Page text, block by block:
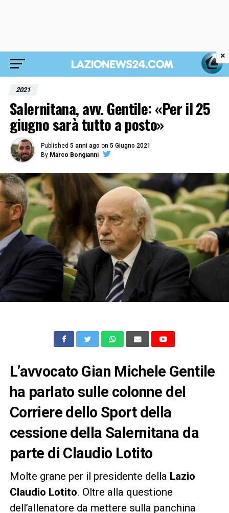
2021
Salernitana, avv. Gentile: «Per il 25
giugno sarà tutto a posto»
Published 5 anni ago on 5 Giugno 2021
By Marco Bongianni
L’avvocato Gian Michele Gentile
ha parlato sulle colonne del
Corriere dello Sport della
cessione della Salernitana da
parte di Claudio Lotito
Molte grane per il presidente della Lazio
Claudio Lotito. Oltre alla questione
dell’allenatore da mettere sulla panchina
×